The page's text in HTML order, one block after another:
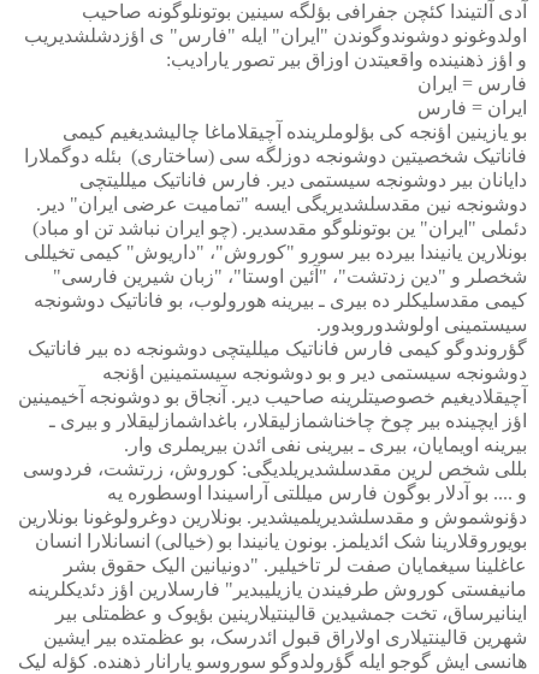
آدی آلتیندا کئچن جفرافی بؤلگه سینین بوتونلوگونه صاحیب
اولدوغونو دوشوندوگوندن "ایران" ایله "فارس" ی اؤزدشلشدیریب
و اؤز ذهنینده واقعیتدن اوزاق بیر تصور یارادیب:
فارس = ایران
ایران = فارس
بو یازینین اؤنجه کی بؤلوملرینده آچیقلاماغا چالیشدیغیم کیمی
فاناتیک شخصیتین دوشونجه دوزلگه سی (ساختاری) بئله دوگملارا
دایانان بیر دوشونجه سیستمی دیر. فارس فاناتیک میللیتچی
دوشونجه نین مقدسلشدیریگی ایسه "تمامیت عرضی ایران" دیر.
دئملی "ایران" ین بوتونلوگو مقدسدیر. (چو ایران نباشد تن او مباد)
بونلارین یانیندا بیرده بیر سورو "کوروش"، "داریوش" کیمی تخیللی
شخصلر و "دین زدتشت"، "آئین اوستا"، "زبان شیرین فارسی"
کیمی مقدسلیکلر ده بیری ـ بیرینه هورولوب، بو فاناتیک دوشونجه
سیستمینی اولوشدوروبدور.
گؤروندوگو کیمی فارس فاناتیک میللیتچی دوشونجه ده بیر فاناتیک
دوشونجه سیستمی دیر و بو دوشونجه سیستمینین اؤنجه
آچیقلادیغیم خصوصیتلرینه صاحیب دیر. آنجاق بو دوشونجه آخیمینین
اؤز ایچینده بیر چوخ چاخناشمازلیقلار، باغداشمازلیقلار و بیری ـ
بیرینه اویمایان، بیری ـ بیرینی نفی ائدن بیریملری وار.
بللی شخص لرین مقدسلشدیریلدیگی: کوروش، زرتشت، فردوسی
و .... بو آدلار بوگون فارس میللتی آراسیندا اوسطوره یه
دؤنوشموش و مقدسلشدیریلمیشدیر. بونلارین دوغرولوغونا بونلارین
بویوروقلارینا شک ائدیلمز. بونون یانیندا بو (خیالی) انسانلارا انسان
عاغلینا سیغمایان صفت لر تاخیلیر. "دونیانین الیک حقوق بشر
مانیفستی کوروش طرفیندن یازیلیبدیر" فارسلارین اؤز دئدیکلرینه
اینانیرساق، تخت جمشیدین قالینتیلارینین بؤیوک و عظمتلی بیر
شهرین قالینتیلاری اولاراق قبول ائدرسک، بو عظمتده بیر ایشین
هانسی ایش گوجو ایله گؤرولدوگو سوروسو یارانار ذهنده. کؤله لیک